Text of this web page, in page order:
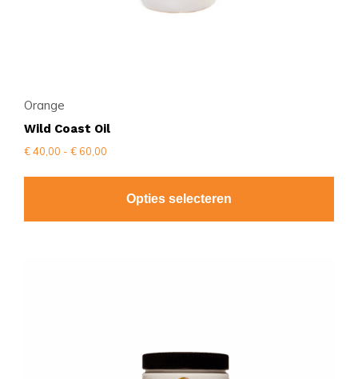
Orange
Wild Coast Oil
€40,00 - € 60,00
tot
€ 60,00Opties selecteren